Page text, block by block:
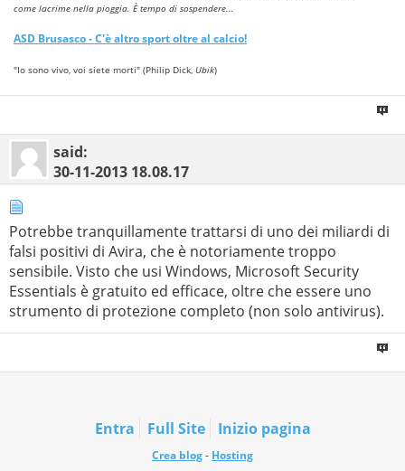
come lacrime nella pioggia. È tempo di sospendere...
ASD Brusasco- C'è altro sport oltre al calcio!
"Io sono vivo, voi siete morti" (Philip Dick, Ubik)
said:
30-11-2013 18.08.17
Potrebbe tranquillamente trattarsi di uno dei miliardi di
falsi positivi di Avira, che è notoriamente troppo
sensibile. Visto che usi Windows, Microsoft Security
Essentials è gratuito ed efficace, oltre che essere uno
strumento di protezione completo (non solo antivirus).
Entra Full Site Inizio pagina
Crea blog- Hosting